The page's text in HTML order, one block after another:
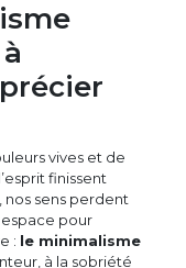
vives et de
finissent
nos sens perdent
espace pour
: le minimalisme
à la sobriété